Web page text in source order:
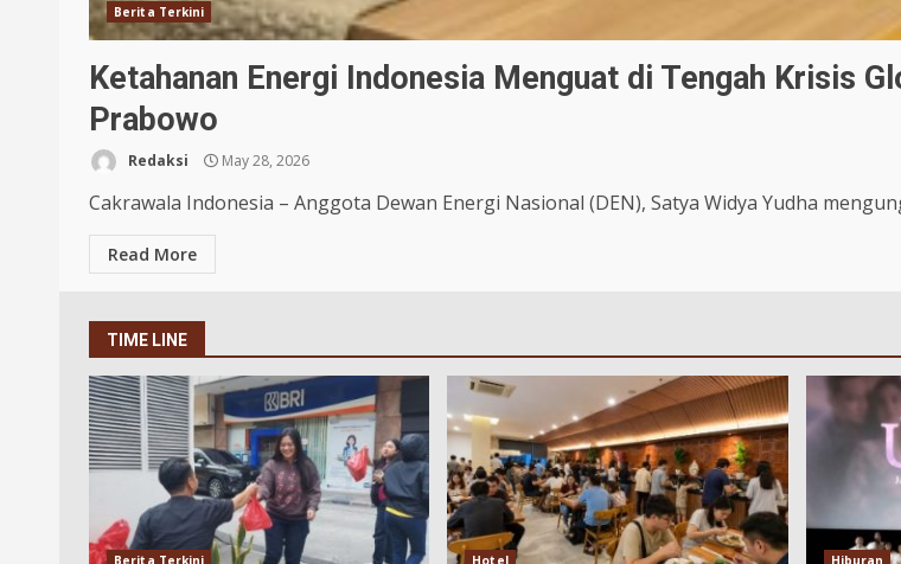
Berita Terkini
Ketahanan Energi Indonesia Menguat di Tengah Krisis
Prabowo
Redaksi May 28, 2026
Cakrawala Indonesia – Anggota Dewan Energi Nasional (DEN), Satya Widya Yudha
Read More
TIME LINE
Berita Terkini Hotel Hiburan